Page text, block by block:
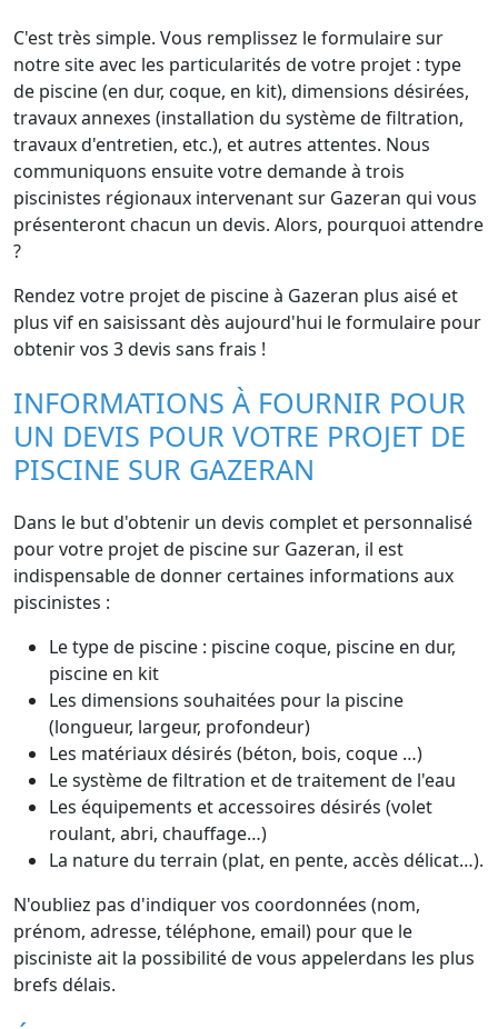
C'est très simple. Vous remplissez le formulaire sur
notre site avec les particularités de votre projet : type
de piscine (en dur, coque, en kit), dimensions désirées,
travaux annexes (installation du système de filtration,
travaux d'entretien, etc.), et autres attentes. Nous
communiquons ensuite votre demande à trois
piscinistes régionaux intervenant sur Gazeran qui vous
présenteront chacun un devis. Alors, pourquoi attendre
?
Rendez votre projet de piscine à Gazeran plus aisé et
plus vif en saisissant dès aujourd'hui le formulaire pour
obtenir vos 3 devis sans frais !
INFORMATIONS À FOURNIR POUR
UN DEVIS POUR VOTRE PROJET DE
PISCINE SUR GAZERAN
Dans le but d'obtenir un devis complet et personnalisé
pour votre projet de piscine sur Gazeran, il est
indispensable de donner certaines informations aux
piscinistes :
Le type de piscine : piscine coque, piscine en dur,
piscine en kit
Les dimensions souhaitées pour la piscine
(longueur, largeur, profondeur)
Les matériaux désirés (béton, bois, coque …)
Le système de filtration et de traitement de l'eau
Les équipements et accessoires désirés (volet
roulant, abri, chauffage…)
La nature du terrain (plat, en pente, accès délicat…).
N'oubliez pas d'indiquer vos coordonnées (nom,
prénom, adresse, téléphone, email) pour que le
pisciniste ait la possibilité de vous appelerdans les plus
brefs délais.